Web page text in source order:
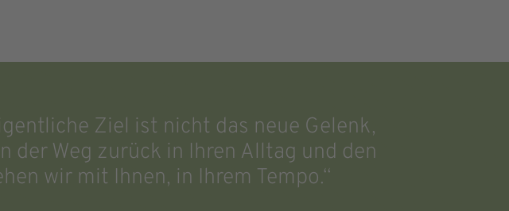
Ziel ist nicht das neue Gelenk,
der Weg zurück in Ihren Alltag und den
wir mit Ihnen, in Ihrem Tempo.“